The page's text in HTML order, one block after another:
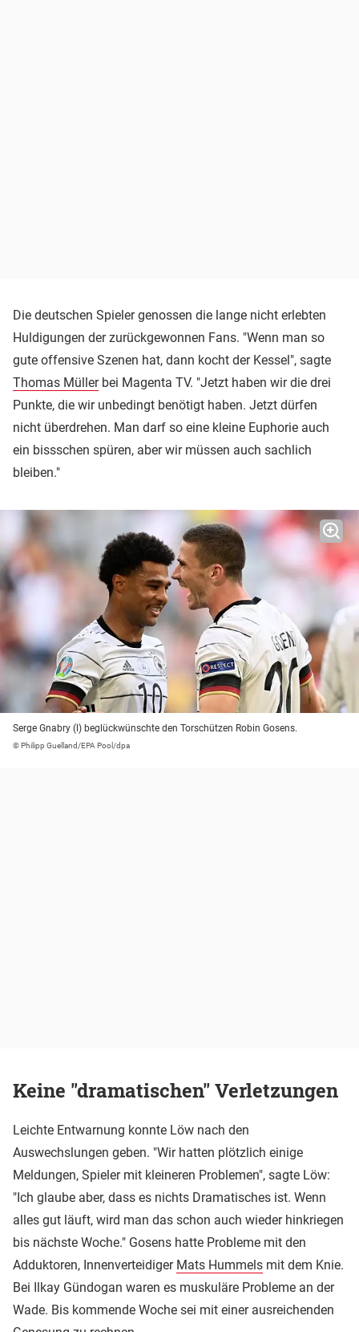
Die deutschen Spieler genossen die lange nicht erlebten
Huldigungen der zurückgewonnen Fans. "Wenn man so
gute offensive Szenen hat, dann kocht der Kessel", sagte
Thomas Müllerbei Magenta TV. "Jetzt haben wir die drei
Punkte, die wir unbedingt benötigt haben. Jetzt dürfen
nicht überdrehen. Man darf so eine kleine Euphorie auch
ein bissschen spüren, aber wir müssen auch sachlich
bleiben."
Serge Gnabry (l) beglückwünschte den Torschützen Robin Gosens.
© Philipp Guelland/EPA Pool/dpa
Keine "dramatischen" Verletzungen
Leichte Entwarnung konnte Löw nach den
Auswechslungen geben. "Wir hatten plötzlich einige
Meldungen, Spieler mit kleineren Problemen", sagte Löw:
"Ich glaube aber, dass es nichts Dramatisches ist. Wenn
alles gut läuft, wird man das schon auch wieder hinkriegen
bis nächste Woche." Gosens hatte Probleme mit den
Adduktoren, Innenverteidiger Mats Hummels mit dem Knie.
Bei Ilkay Gündogan waren es muskuläre Probleme an der
Wade. Bis kommende Woche sei mit einer ausreichenden